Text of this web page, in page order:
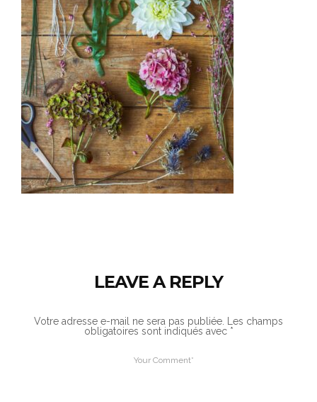
LEAVE A REPLY
Votre adresse e-mail ne sera pas publiée.
Les champs
obligatoires sont indiqués avec *